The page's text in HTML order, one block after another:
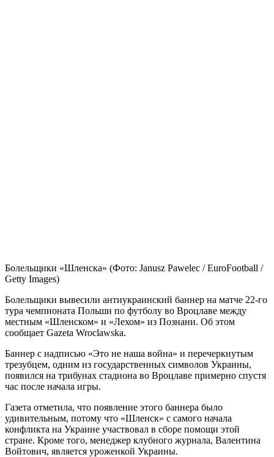
Болельщики «Шленска» (Фото: Janusz Pawelec / EuroFootball /
Getty Images)
Болельщики вывесили антиукраинский баннер на матче 22-го
тура чемпионата Польши по футболу во Вроцлаве между
местным «Шленском» и «Лехом» из Познани. Об этом
сообщает Gazeta Wroclawska.
Баннер с надписью «Это не наша война» и перечеркнутым
трезубцем, одним из государственных символов Украины,
появился на трибунах стадиона во Вроцлаве примерно спустя
час после начала игры.
Газета отметила, что появление этого баннера было
удивительным, потому что «Шленск» с самого начала
конфликта на Украине участвовал в сборе помощи этой
стране. Кроме того, менеджер клубного журнала, Валентина
Войтович, является уроженкой Украины.